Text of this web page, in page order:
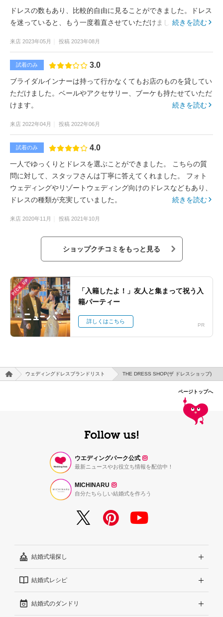
ドレスの数もあり、比較的自由に見ることができました。ドレス
を迷っていると、もう一度着直させていただけました。続きを読む
来店 2023年05月 投稿 2023年08月
試着のみ 3.0
ブライダルインナーは持って行かなくてもお店のものを貸してい
ただけました。ベールやアクセサリー、ブーケも持たせていただ
けます。
続きを読む
来店 2022年04月 投稿 2022年06月
試着のみ 4.0
一人でゆっくりとドレスを選ぶことができました。 こちらの質
問に対して、スタッフさんは丁寧に答えてくれました。 フォト
ウェディングやリゾートウェディング向けのドレスなどもあり、
ドレスの種類が充実していました。
続きを読む
来店 2020年11月 投稿 2021年10月
ショップクチコミをもっと見る
PICK UP
PR
「入籍したよ！」友人と集まって祝う入
籍パーティー
詳しくはこちら
ウェディングドレスブランドリスト THE DRESS SHOP(ザ ドレスショップ)
ページトップへ
ウエディングパーク公式
最新ニュースやお役立ち情報を配信中！
MICHINARU
自分たちらしい結婚式を作ろう
結婚式場探し
エリアから探す
こだわりから探す
結婚式レシピ
結婚式準備レポート『ハナレポ』
結婚式のダンドリ